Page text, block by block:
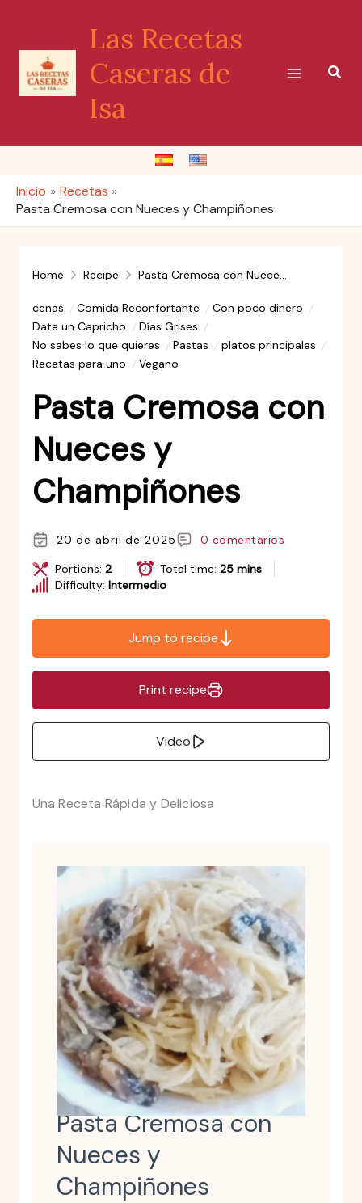
contenido
Las Recetas
Caseras de
Isa
Inicio
Recetas
Pasta Cremosa con Nueces y Champiñones
Home Recipe Pasta Cremosa con Nueces y Champiñones
cenas Comida Reconfortante
Con poco dinero
Date un Capricho
Días Grises
No sabes lo que quieres
Pastas
platos principales
Recetas para uno
Vegano
Pasta Cremosa con
Nueces y
Champiñones
20 de abril de 2025
0 comentarios
Portions: 2 Total time: 25 mins
Difficulty: Intermedio
Jump to recipe
Print recipe
Video
Una Receta Rápida y Deliciosa
Pasta Cremosa con
Nueces y
Champiñones